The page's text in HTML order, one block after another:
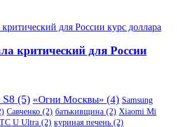
критический для России
S8 (5) «Огни Москвы» (4) Samsung
Савченко (2) батькивщина (2) Xiaomi Mi
U Ultra (2) куриная печень (2)